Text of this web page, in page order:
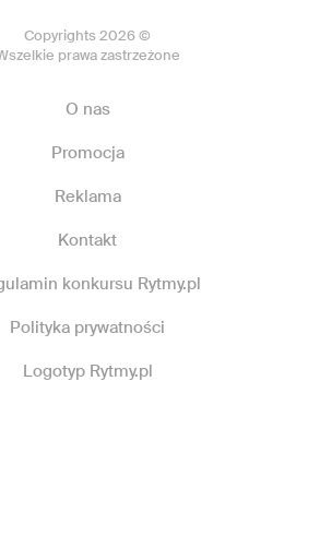
Copyrights 2026 ©
prawa zastrzeżone
O nas
Promocja
Reklama
Kontakt
konkursu Rytmy.pl
Polityka prywatności
Logotyp Rytmy.pl